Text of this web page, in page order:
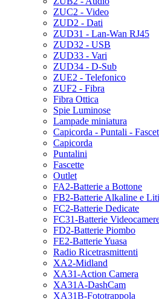
ZUC2 - Video
ZUD2 - Dati
ZUD31 - Lan-Wan RJ45
ZUD32 - USB
ZUD33 - Vari
ZUD34 - D-Sub
ZUE2 - Telefonico
ZUF2 - Fibra
Fibra Ottica
Spie Luminose
Lampade miniatura
Capicorda - Puntali -
Capicorda
Puntalini
Fascette
Outlet
FA2-Batterie a Bottone
FB2-Batterie Alkaline e
FC2-Batterie Dedicate
FC31-Batterie
FD2-Batterie Piombo
FE2-Batterie Yuasa
Radio Ricetrasmittenti
XA2-Midland
XA31-Action Camera
XA31A-DashCam
XA31B-Fototrappola